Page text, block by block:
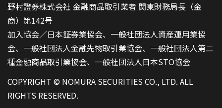
野村證券株式会社 金融商品取引業者 関東財務局長（金
商）第142号
加入協会／日本証券業協会、一般社団法人資産運用業協
会、一般社団法人金融先物取引業協会、一般社団法人第二
種金融商品取引業協会、一般社団法人日本STO協会
COPYRIGHT © NOMURA SECURITIES CO., LTD. ALL
RIGHTS RESERVED.